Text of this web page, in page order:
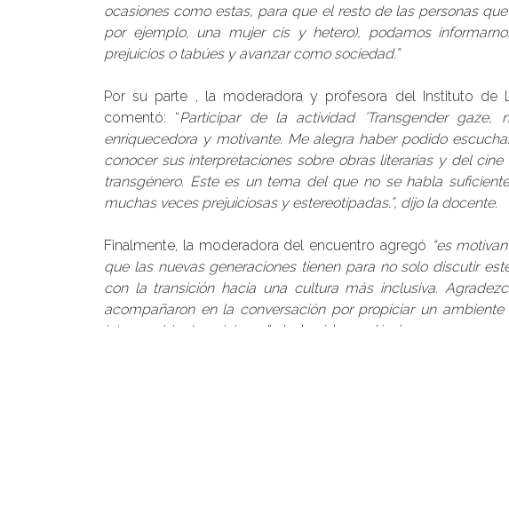
ocasiones como estas, para que el resto de las personas
por ejemplo, una mujer cis y hetero), podamos
prejuicios o tabúes y avanzar como sociedad.”
Por su parte , la moderadora y profesora del Instituto de
comentó: “Participar de la actividad ’Transgender gaze,
enriquecedora y motivante. Me alegra haber podido
conocer sus interpretaciones sobre obras literarias y del
transgénero. Este es un tema del que no se habla
muchas veces prejuiciosas y estereotipadas.”, dijo la docente.
Finalmente, la moderadora del encuentro agregó “es
que las nuevas generaciones tienen para no solo discutir
con la transición hacia una cultura más inclusiva.
acompañaron en la conversación por propiciar un
intercambio de opiniones
.”, destacó la académica.